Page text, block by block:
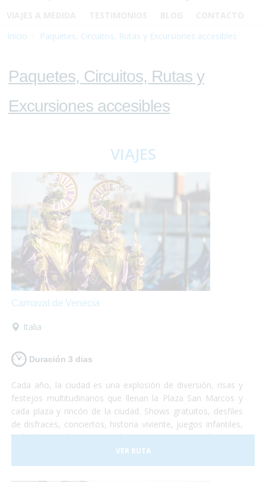
Inicio
Paquetes, Circuitos, Rutas y Excursiones accesibles
Paquetes, Circuitos, Rutas y
Excursiones accesibles
VIAJES
Carnaval de Venecia
Italia
Duración 3 dias
Cada año, la ciudad es una explosión de diversión, risas y
festejos multitudinarios que llenan la Plaza San Marcos y
cada plaza y rincón de la ciudad. Shows gratuitos, desfiles
de disfraces, conciertos, historia viviente, juegos infantiles,
bailes hasta el amanecer, degustaciones gastronómicas e
infinidad de otras emociones sensoriales que no te dejarán
indiferente. Paseos por los canales, un recorrido en
VER RUTA